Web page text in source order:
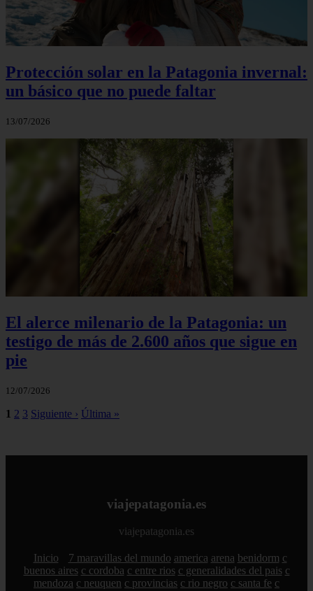
Protección solar en la Patagonia invernal:
un básico que no puede faltar
13/07/2026
El alerce milenario de la Patagonia: un
testigo de más de 2.600 años que sigue en
pie
12/07/2026
1 2 3 Siguiente › Última »
viajepatagonia.es
viajepatagonia.es
Inicio 7 maravillas del mundo america arena benidorm c
buenos aires c cordoba c entre rios c generalidades del pais c
mendoza c neuquen c provincias c rio negro c santa fe c